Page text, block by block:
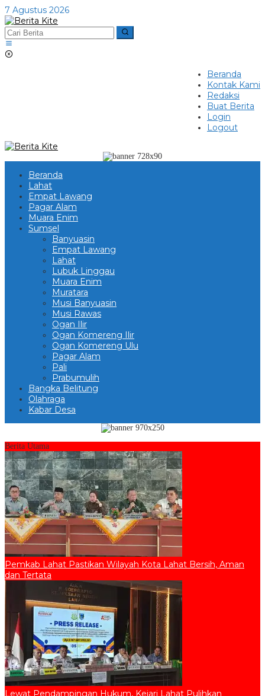
Lewati
ke
konten
7 Agustus 2026
Beranda
Kontak Kami
Redaksi
Buat Berita
Login
Logout
Beranda
Lahat
Empat Lawang
Pagar Alam
Muara Enim
Sumsel
Banyuasin
Empat Lawang
Lahat
Lubuk Linggau
Muara Enim
Muratara
Musi Banyuasin
Musi Rawas
Ogan Ilir
Ogan Komereng Ilir
Ogan Komereng Ulu
Pagar Alam
Pali
Prabumulih
Bangka Belitung
Olahraga
Kabar Desa
Berita Utama
Pemkab Lahat Pastikan Wilayah Kota Lahat Bersih, Aman
dan Tertata
Lewat Pendampingan Hukum, Kejari Lahat Pulihkan